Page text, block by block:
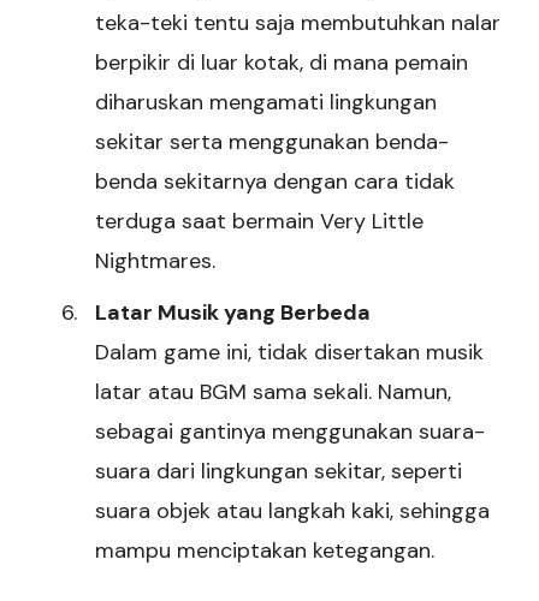
teka-teki tentu saja membutuhkan nalar
berpikir di luar kotak, di mana pemain
diharuskan mengamati lingkungan
sekitar serta menggunakan benda-
benda sekitarnya dengan cara tidak
terduga saat bermain Very Little
Nightmares.
Latar Musik yang Berbeda
Dalam game ini, tidak disertakan musik
latar atau BGM sama sekali. Namun,
sebagai gantinya menggunakan suara-
suara dari lingkungan sekitar, seperti
suara objek atau langkah kaki, sehingga
mampu menciptakan ketegangan.